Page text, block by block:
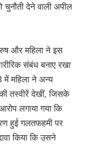
चुनौती देने वाली अपील
और महिला ने इस
संबंध बनाए रखा
में महिला ने अन्य
तस्वीरें देखीं, जिसके
लगाया गया कि
हुई गलतफहमी पर
किया कि उसने